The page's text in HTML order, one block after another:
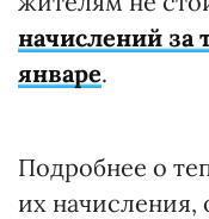
начислений за
январе.
Подробнее о
их начисления,